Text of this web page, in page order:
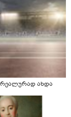
რეალურად ახდა